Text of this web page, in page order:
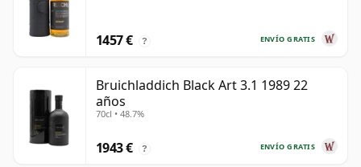
ENVÍO GRATIS
1457 € ?
Bruichladdich Black Art 3.1 1989 22
años
70cl • 48.7%
ENVÍO GRATIS
1943 € ?